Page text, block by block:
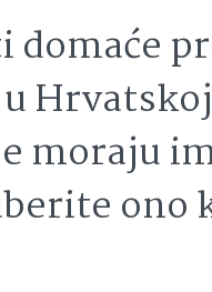
domaće
moraju
ono